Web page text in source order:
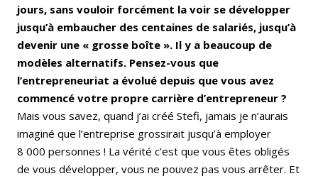
jours, sans vouloir forcément la voir se développer
jusqu’à embaucher des centaines de salariés, jusqu’à
devenir une « grosse boîte ». Il y a beaucoup de
modèles alternatifs. Pensez-vous que
l’entrepreneuriat a évolué depuis que vous avez
commencé votre propre carrière d’entrepreneur ?
Mais vous savez, quand j’ai créé Stefi, jamais je n’aurais
imaginé que l’entreprise grossirait jusqu’à employer
8 000 personnes ! La vérité c’est que vous êtes obligés
de vous développer, vous ne pouvez pas vous arrêter. Et